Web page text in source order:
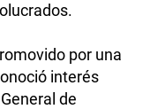
por una
interés
de